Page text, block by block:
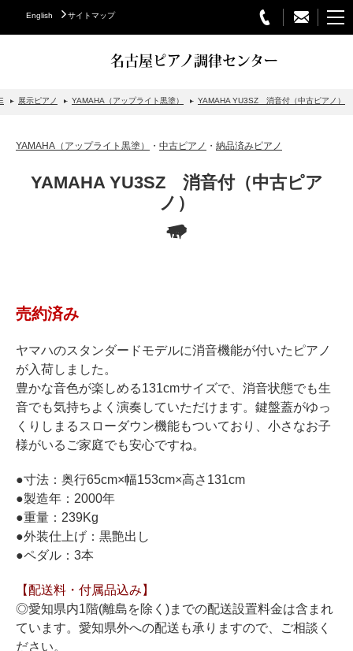
English サイトマップ
名古屋ピアノ調律センター
グランドピアノ
ベヒシュタイングランドピアノ
ホフマングランドピアノ
ホフマンアップライトピアノ
中古ピアノ
調律
修理
タッチ・音色の調整
ピアノクリーニングと引越し
展示ピアノ YAMAHA（アップライト黒塗） YAMAHA YU3SZ 消音付（中古ピアノ）
YAMAHA（アップライト黒塗） ・ 中古ピアノ ・ 納品済みピアノ
YAMAHA YU3SZ 消音付（中古ピア
ノ）
売約済み
ヤマハのスタンダードモデルに消音機能が付いたピアノ
が入荷しました。
豊かな音色が楽しめる131cmサイズで、消音状態でも生
音でも気持ちよく演奏していただけます。鍵盤蓋がゆっ
くりしまるスローダウン機能もついており、小さなお子
様がいるご家庭でも安心ですね。
●寸法：奥行65cm×幅153cm×高さ131cm
●製造年：2000年
●重量：239Kg
●外装仕上げ：黒艶出し
●ペダル：3本
【配送料・付属品込み】
◎愛知県内1階(離島を除く)までの配送設置料金は含まれ
ています。愛知県外への配送も承りますので、ご相談く
ださい。